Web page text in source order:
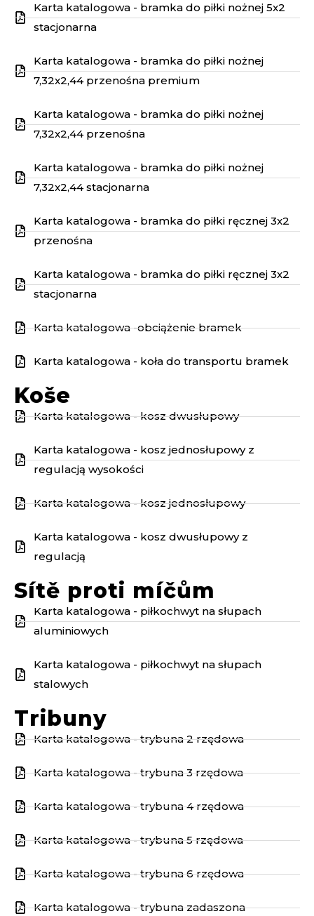
Karta katalogowa - bramka do piłki nożnej 5x2
stacjonarna
Karta katalogowa - bramka do piłki nożnej
7,32x2,44 przenośna premium
Karta katalogowa - bramka do piłki nożnej
7,32x2,44 przenośna
Karta katalogowa - bramka do piłki nożnej
7,32x2,44 stacjonarna
Karta katalogowa - bramka do piłki ręcznej 3x2
przenośna
Karta katalogowa - bramka do piłki ręcznej 3x2
stacjonarna
Karta katalogowa -obciążenie bramek
Karta katalogowa - koła do transportu bramek
Koše
Karta katalogowa - kosz dwusłupowy
Karta katalogowa - kosz jednosłupowy z
regulacją wysokości
Karta katalogowa - kosz jednosłupowy
Karta katalogowa - kosz dwusłupowy z
regulacją
Sítě proti míčům
Karta katalogowa - piłkochwyt na słupach
aluminiowych
Karta katalogowa - piłkochwyt na słupach
stalowych
Tribuny
Karta katalogowa - trybuna 2 rzędowa
Karta katalogowa - trybuna 3 rzędowa
Karta katalogowa - trybuna 4 rzędowa
Karta katalogowa - trybuna 5 rzędowa
Karta katalogowa - trybuna 6 rzędowa
Karta katalogowa - trybuna zadaszona